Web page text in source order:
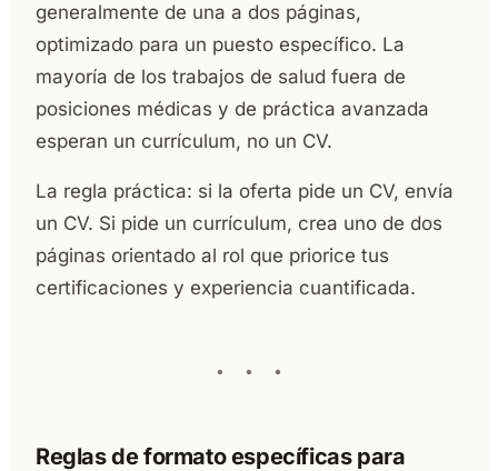
generalmente de una a dos páginas,
optimizado para un puesto específico. La
mayoría de los trabajos de salud fuera de
posiciones médicas y de práctica avanzada
esperan un currículum, no un CV.
La regla práctica: si la oferta pide un CV, envía
un CV. Si pide un currículum, crea uno de dos
páginas orientado al rol que priorice tus
certificaciones y experiencia cuantificada.
Reglas de formato específicas para